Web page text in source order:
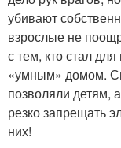
убивают
взрослые не
с тем, кто стал
«умным» домом.
позволяли детям,
резко запрещать
них!